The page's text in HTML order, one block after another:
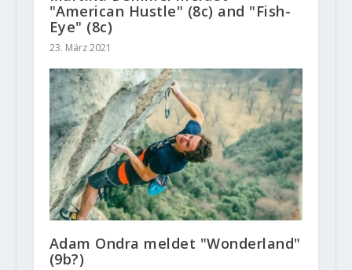
"American Hustle" (8c) and "Fish-
Eye" (8c)
23. März 2021
Adam Ondra meldet "Wonderland"
(9b?)